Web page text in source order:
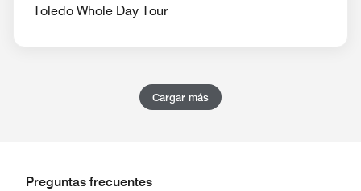
Toledo Whole Day Tour
Cargar más
Preguntas frecuentes